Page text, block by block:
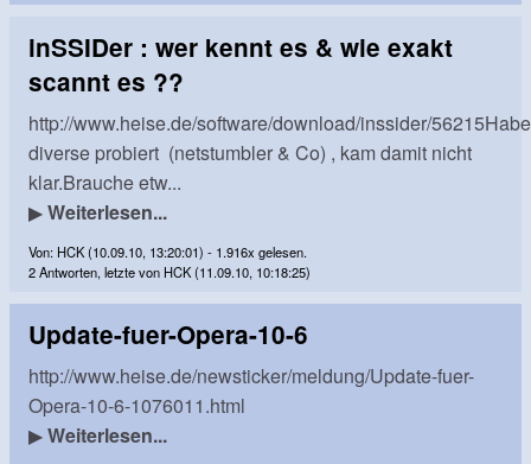
inSSIDer : wer kennt es & wie exakt
scannt es ??
http://www.heise.de/software/download/inssider/56215Habe
diverse probiert (netstumbler & Co) , kam damit nicht
klar.Brauche etw...
▶Weiterlesen...
Von: HCK (10.09.10, 13:20:01) - 1.916x gelesen.
2 Antworten, letzte von HCK (11.09.10, 10:18:25)
Update-fuer-Opera-10-6
http://www.heise.de/newsticker/meldung/Update-fuer-
Opera-10-6-1076011.html
▶Weiterlesen...